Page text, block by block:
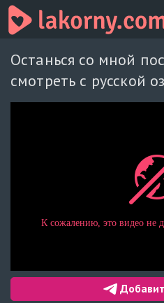
Останься со мной
смотреть с русской